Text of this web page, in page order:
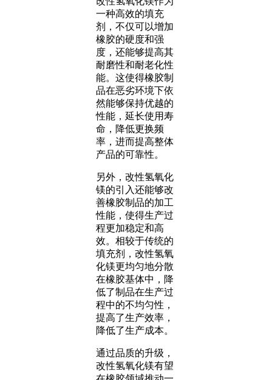
一种高效的填充
剂，不仅可以增加
橡胶的硬度和强
度，还能够提高其
耐磨性和耐老化性
能。这使得橡胶制
品在恶劣环境下依
然能够保持优越的
性能，延长使用寿
命，降低更换频
率，进而提高整体
产品的可靠性。
另外，改性氢氧化
镁的引入还能够改
善橡胶制品的加工
性能，使得生产过
程更加稳定和高
效。相较于传统的
填充剂，改性氢氧
化镁更均匀地分散
在橡胶基体中，降
低了制品在生产过
程中的不均匀性，
提高了生产效率，
降低了生产成本。
通过品质的升级，
改性氢氧化镁有望